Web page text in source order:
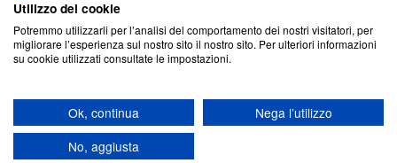
Termini e condizioni
Mappa del sito
Francia. SA con capitale di 7 413 696,12 € - RCS Lyon B 412 399 792 -
Partita IVA intracomunitaria: 84412399792.
Codice APE : 4648Z
Utilizzo dei cookie
Potremmo utilizzarli per l’analisi del comportamento dei nostri visitatori, per
migliorare l’esperienza sul nostro sito il nostro sito. Per ulteriori informazioni
su cookie utilizzati consultate le impostazioni.
Ok, continua
Nega l’utilizzo
No, aggiusta